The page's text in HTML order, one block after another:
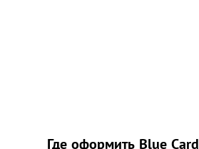
Где оформить Blue Card